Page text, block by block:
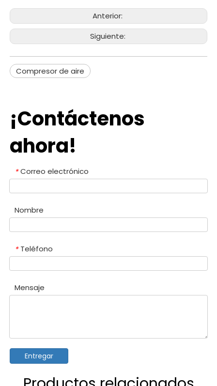
Anterior:
Siguiente:
Compresor de aire
¡Contáctenos
ahora!
* Correo electrónico
Nombre
* Teléfono
Mensaje
Entregar